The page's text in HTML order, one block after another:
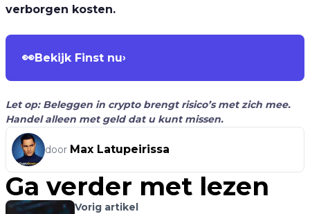
verborgen kosten.
👀Bekijk Finst nu›
Let op: Beleggen in crypto brengt risico’s met zich mee.
Handel alleen met geld dat u kunt missen.
door Max Latupeirissa
Ga verder met lezen
Vorig artikel